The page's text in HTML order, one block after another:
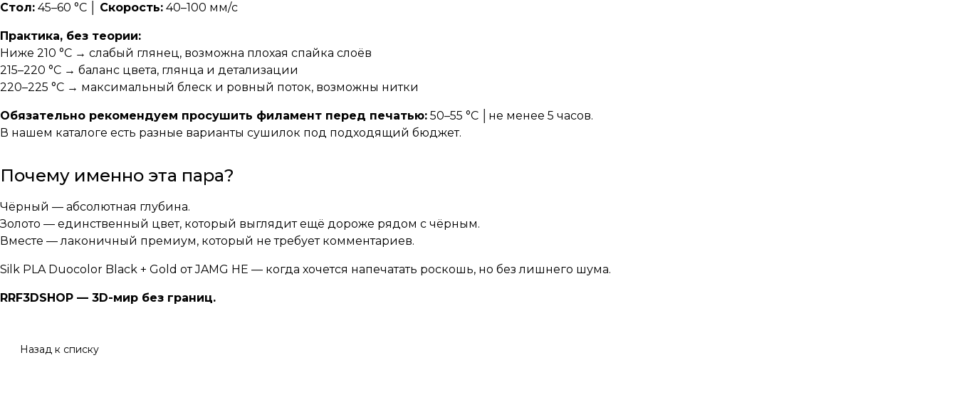
Стол: 45–60 °C │ Скорость: 40–100 мм/с
Практика, без теории:
Ниже 210 °C → слабый глянец, возможна плохая спайка слоёв
215–220 °C → баланс цвета, глянца и детализации
220–225 °C → максимальный блеск и ровный поток, возможны нитки
Обязательно рекомендуем просушить филамент перед печатью: 50–55 °C │не менее 5 часов.
В нашем каталоге есть разные варианты сушилок под подходящий бюджет.
Почему именно эта пара?
Чёрный — абсолютная глубина.
Золото — единственный цвет, который выглядит ещё дороже рядом с чёрным.
Вместе — лаконичный премиум, который не требует комментариев.
Silk PLA Duocolor Black + Gold от JAMG HE — когда хочется напечатать роскошь, но без лишнего шума.
RRF3DSHOP — 3D-мир без границ.
Назад к списку